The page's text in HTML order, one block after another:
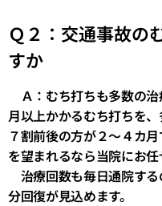
Ｑ２：交通事故の
すか
Ａ：むち打ちも多数の
月以上かかるむち打ちを
７割前後の方が２～４カ
を望まれるなら当院にお任
治療回数も毎日通院す
分回復が見込めます。